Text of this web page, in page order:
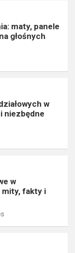
maty, panele
głośnych
w
niezbędne
w
mity, fakty i